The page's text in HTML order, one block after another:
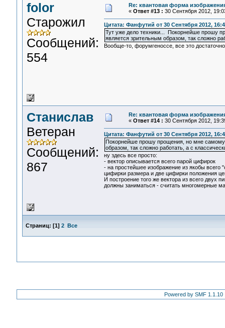
folor
Старожил
Сообщений:
554
Re: квантовая форма
« Ответ #13 : 30 Сентября 2012,
Цитата: Фанфутий от 30 Сентября 2012,
Тут уже дело техники... Покорнейше прошу
является зрительным образом, так сложно
Вообще-то, форумгеноссе, все это
Станислав
Ветеран
Сообщений:
867
Re: квантовая форма
« Ответ #14 : 30 Сентября 2012,
Цитата: Фанфутий от 30 Сентября 2012,
Покорнейше прошу прощения, но мне самому
образом, так сложно работать, а с
ну здесь все просто:
- вектор описывается всего парой цифирок
- на простейшее изображение из якобы всего
цифирки размера и две цифирки положения
И построение того же вектора из всего двух
должны заниматься - считать многомерные
Страниц: [1] 2 Все
Powered by SMF 1.1.10